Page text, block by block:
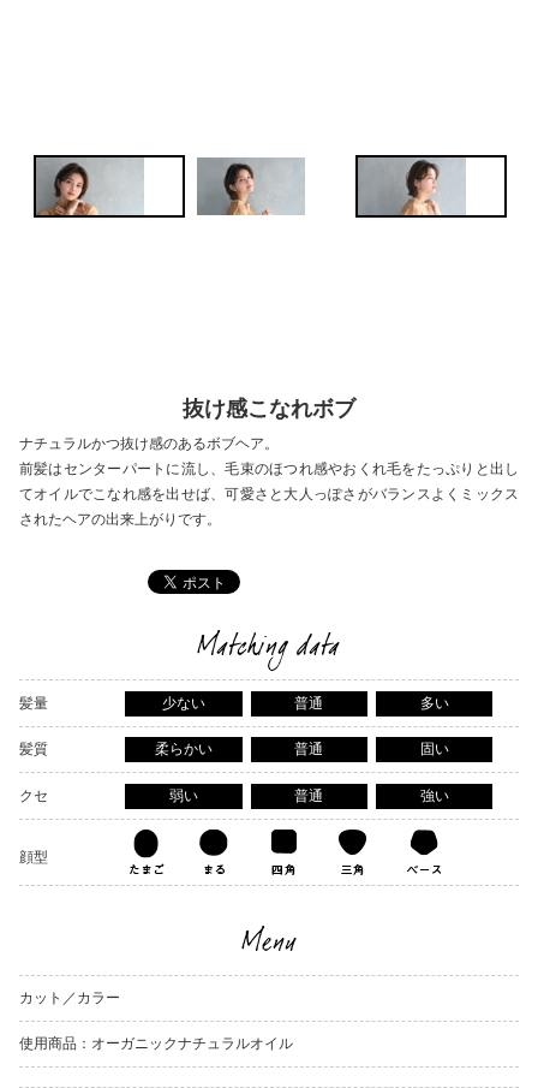
抜け感こなれボブ
ナチュラルかつ抜け感のあるボブヘア。
前髪はセンターパートに流し、毛束のほつれ感やおくれ毛をたっぷりと出し
てオイルでこなれ感を出せば、可愛さと大人っぽさがバランスよくミックス
されたヘアの出来上がりです。
Matching data
髪量 少ない 普通 多い
髪質 柔らかい 普通 固い
クセ 弱い 普通 強い
顔型
Menu
カット／カラー
使用商品：オーガニックナチュラルオイル